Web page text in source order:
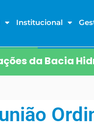
Institucional
da Bacia